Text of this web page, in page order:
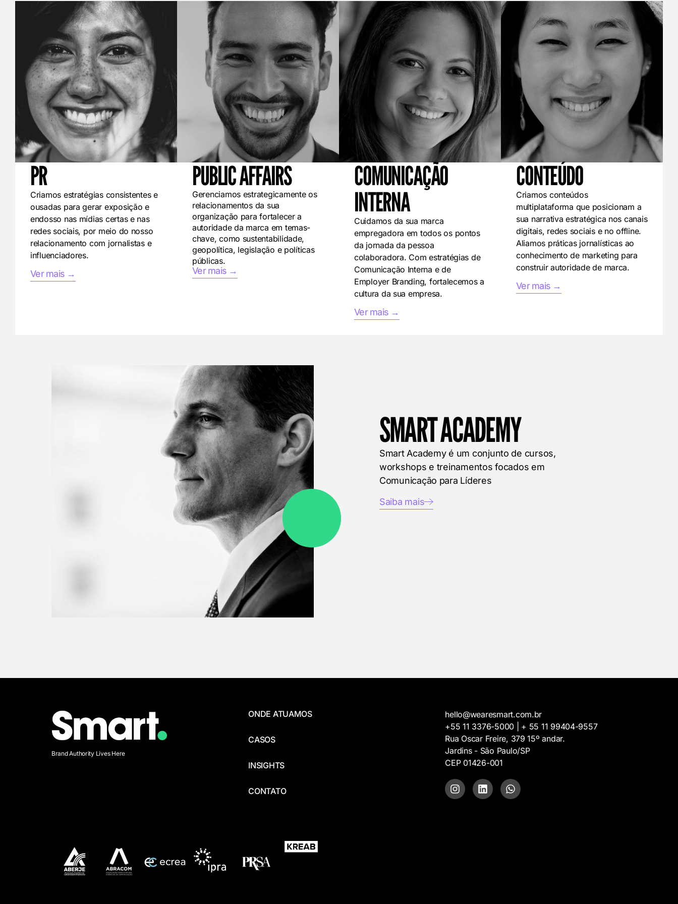
PR
Criamos estratégias consistentes e
ousadas para gerar exposição e
endosso nas mídias certas e nas
redes sociais, por meio do nosso
relacionamento com jornalistas e
influenciadores.
Ver mais →
PUBLIC AFFAIRS
Gerenciamos estrategicamente os
relacionamentos da sua
organização para fortalecer a
autoridade da marca em temas-
chave, como sustentabilidade,
geopolítica, legislação e políticas
públicas.
Ver mais →
COMUNICAÇÃO
INTERNA
Cuidamos da sua marca
empregadora em todos os pontos
da jornada da pessoa
colaboradora. Com estratégias de
Comunicação Interna e de
Employer Branding, fortalecemos a
cultura da sua empresa.
Ver mais →
CONTEÚDO
Criamos conteúdos
multiplataforma que posicionam a
sua narrativa estratégica nos canais
digitais, redes sociais e no offline.
Aliamos práticas jornalísticas ao
conhecimento de marketing para
construir autoridade de marca.
Ver mais →
SMART ACADEMY
Smart Academy é um conjunto de cursos,
workshops e treinamentos focados em
Comunicação para Líderes
Saiba mais
Brand Authority Lives Here
ONDE ATUAMOS
CASOS
INSIGHTS
CONTATO
hello@wearesmart.com.br
+55 11 3376-5000 | + 55 11 99404-9557
Rua Oscar Freire, 379 15º andar.
Jardins - São Paulo/SP
CEP 01426-001